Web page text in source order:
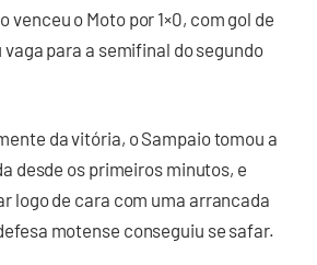
venceu o Moto por 1×0, com gol de
para a semifinal do segundo
da vitória, o Sampaio tomou a
desde os primeiros minutos, e
logo de cara com uma arrancada
motense conseguiu se safar.